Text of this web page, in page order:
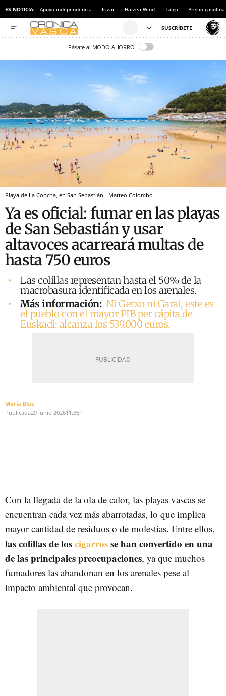
ES NOTICIA: Apoyo independencia Irizar Haizea Wind Talgo Precio gasolina
Pásate al MODO AHORRO
Playa de La Concha, en San Sebastián. Matteo Colombo
Ya es oficial: fumar en las playas
de San Sebastián y usar
altavoces acarreará multas de
hasta 750 euros
Las colillas representan hasta el 50% de la
macrobasura identificada en los arenales.
Más información: Ni Getxo ni Garai, este es
el pueblo con el mayor PIB per cápita de
Euskadi: alcanza los 539.000 euros.
María Blas
Publicada29 junio 202611:36h
Con la llegada de la ola de calor, las playas vascas se
encuentran cada vez más abarrotadas, lo que implica
mayor cantidad de residuos o de molestias. Entre ellos,
las colillas de loscigarrosse han convertido en una
de las principales preocupaciones, ya que muchos
fumadores las abandonan en los arenales pese al
impacto ambiental que provocan.